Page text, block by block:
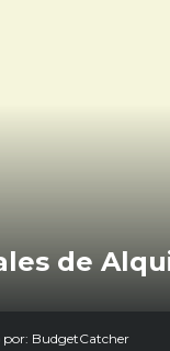
de
por: BudgetCatcher